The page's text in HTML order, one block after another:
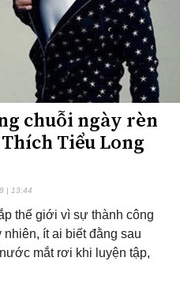
chuỗi ngày rèn
Tiểu Long
| 13:44
thế giới vì sự thành công
nhiên, ít ai biết đằng sau
mắt rơi khi luyện tập,